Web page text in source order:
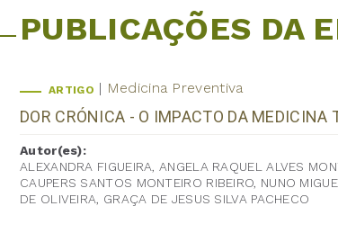
PUBLICAÇÕES DA
ARTIGO Medicina Preventiva
DOR CRÓNICA - O IMPACTO DA
Autor(es):
ALEXANDRA FIGUEIRA, ANGELA RAQUEL ALVES
CAUPERS SANTOS MONTEIRO RIBEIRO, NUNO
DE OLIVEIRA, GRAÇA DE JESUS SILVA PACHECO